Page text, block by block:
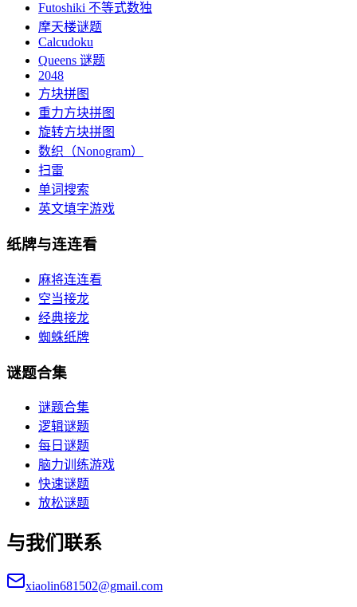
Futoshiki 不等式数独
摩天楼谜题
Calcudoku
Queens 谜题
2048
方块拼图
重力方块拼图
旋转方块拼图
数织（Nonogram）
扫雷
单词搜索
英文填字游戏
纸牌与连连看
麻将连连看
空当接龙
经典接龙
蜘蛛纸牌
谜题合集
谜题合集
逻辑谜题
每日谜题
脑力训练游戏
快速谜题
放松谜题
与我们联系
xiaolin681502@gmail.com